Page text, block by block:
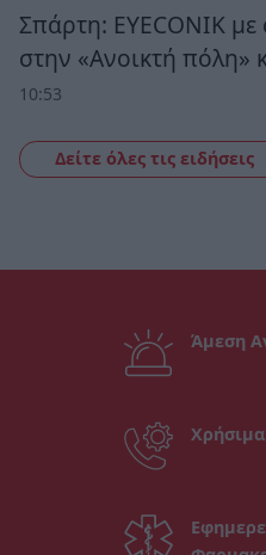
Σπάρτη: EYECONIK με
στην «Ανοικτή πόλη»
10:53
Δείτε όλες τις ειδήσεις
Άμεση